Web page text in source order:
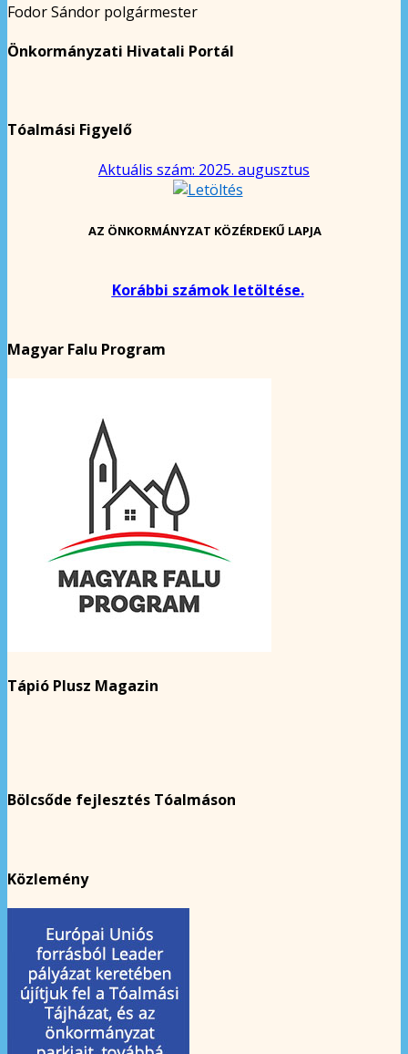
Fodor Sándor polgármester
Önkormányzati Hivatali Portál
Tóalmási Figyelő
Aktuális szám: 2025. augusztus
AZ ÖNKORMÁNYZAT KÖZÉRDEKŰ LAPJA
Korábbi számok letöltése.
Magyar Falu Program
Tápió Plusz Magazin
Bölcsőde fejlesztés Tóalmáson
Közlemény